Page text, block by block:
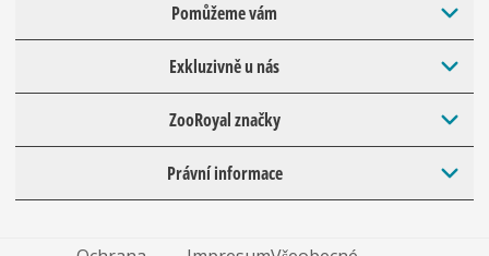
Pomůžeme vám
Exkluzivně u nás
ZooRoyal značky
Právní informace